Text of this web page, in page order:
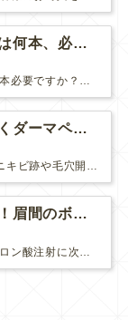
ヒアルロン酸、私には何本、必要ですか？
「私にはヒアルロン酸が何本必要ですか？」 診察の時によく聞かれますが、なかなか難しい質問です。 どこまでこだわってキレイにしたいかによって 使うヒアルロン酸の量が変わるからです。 前回もご紹介させ...
毛穴とニキビ跡に効くダーマペン４フルコース
ダーマペン4フルコースはニキビ跡や毛穴開きで悩まれている方に自信を持ってお勧めできる美肌治療です。 ↑ ダーマペン4フルコースを4回行いました。 ニキビ跡と毛穴開きが改善して肌のキメが整いまし...
縦ジワだけじゃない！眉間のボトックス注射